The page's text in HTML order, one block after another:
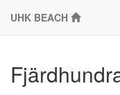
UHK BEACH